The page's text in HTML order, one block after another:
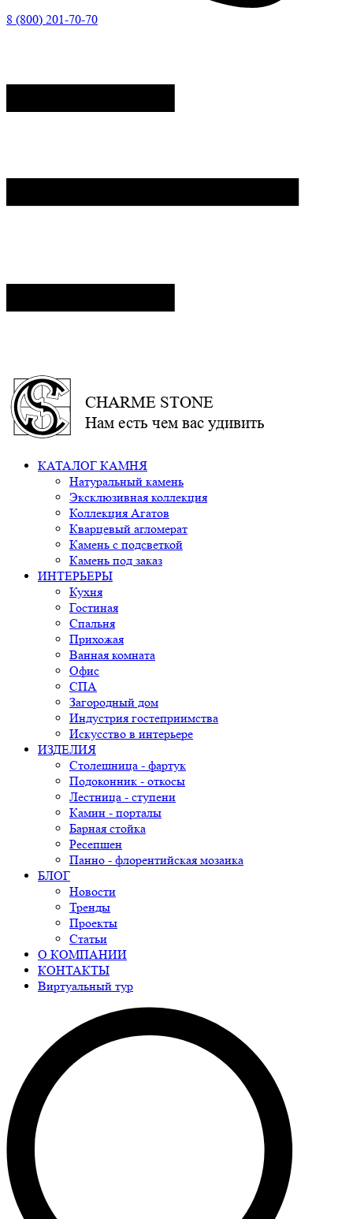
8 (800) 201-70-70
CHARME STONE
Нам есть чем вас удивить
КАТАЛОГ КАМНЯ
Натуральный камень
Эксклюзивная коллекция
Коллекция Агатов
Кварцевый агломерат
Камень с подсветкой
Камень под заказ
ИНТЕРЬЕРЫ
Кухня
Гостиная
Спальня
Прихожая
Ванная комната
Офис
СПА
Загородный дом
Индустрия гостеприимства
Искусство в интерьере
ИЗДЕЛИЯ
Столешница - фартук
Подоконник - откосы
Лестница - ступени
Камин - порталы
Барная стойка
Ресепшен
Панно - флорентийская мозаика
БЛОГ
Новости
Тренды
Проекты
Статьи
О КОМПАНИИ
КОНТАКТЫ
Виртуальный тур